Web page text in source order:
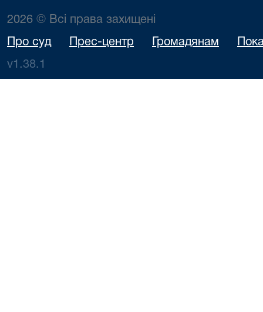
2026 © Всі права захищені
Про суд Прес-центр Громадянам
v1.38.1